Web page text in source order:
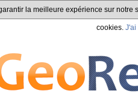
la meilleure expérience sur
cookies. J'ai